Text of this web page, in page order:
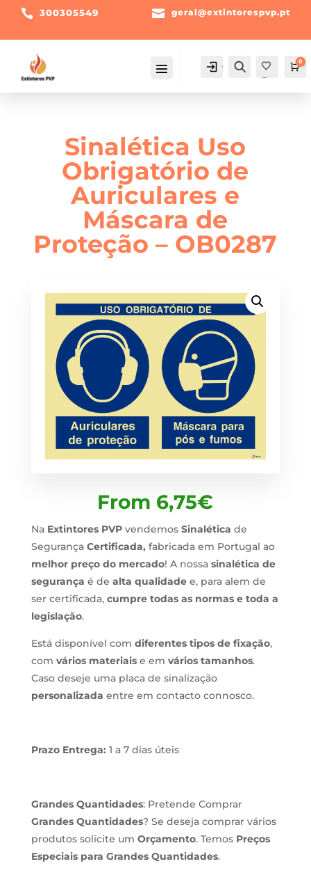
 300305549  geral@extintorespvp.pt
Conta
Pesquisa
Fav
0
Sinalética Uso
Obrigatório de
Auriculares e
Máscara de
Proteção – OB0287
From 6,75€
Na Extintores PVPvendemos Sinalética de
Segurança Certificada, fabricada em Portugal ao
melhor preço do mercado! A nossa sinalética de
segurança é de alta qualidadee, para alem de
ser certificada, cumpre todas as normas e toda a
legislação.
Está disponível com diferentes tipos de fixação,
com vários materiaise em vários tamanhos.
Caso deseje uma placa de sinalização
personalizada entre em contacto connosco.
Prazo Entrega: 1 a 7 dias úteis
Grandes Quantidades: Pretende Comprar
Grandes Quantidades? Se deseja comprar vários
produtos solicite um Orçamento. Temos Preços
Especiais para Grandes Quantidades.